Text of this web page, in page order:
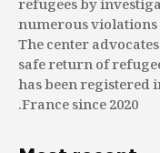
refugees by
numerous
The center
safe return of
has been registered
France since 2020.